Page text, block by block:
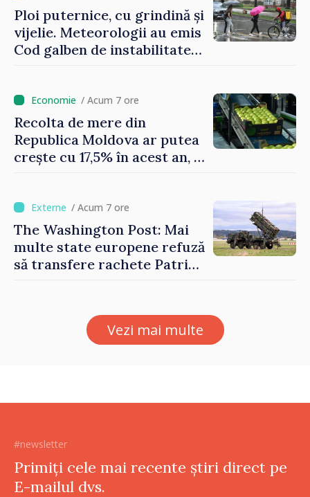
Ploi puternice, cu grindină și
vijelie. Meteorologii au emis
Cod galben de instabilitate
/ Acum 7 ore
Recolta de mere din
Republica Moldova ar putea
crește cu 17,5% în acest an, în
/ Acum 7 ore
The Washington Post: Mai
multe state europene refuză
să transfere rachete Patriot
Vezi mai multe
#newsletter
Primiți cele mai recente știri direct pe
E-mailul dvs.